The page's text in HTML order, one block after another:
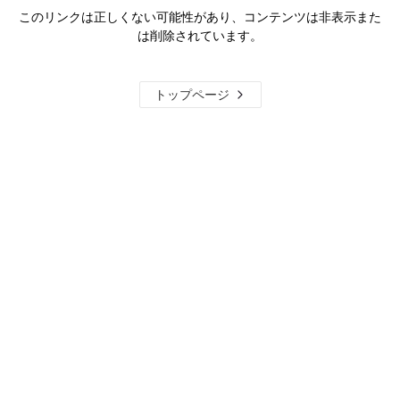
このリンクは正しくない可能性があり、コンテンツは非表示また
は削除されています。
トップページ